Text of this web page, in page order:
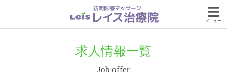
メニュー
求人情報一覧
Job offer